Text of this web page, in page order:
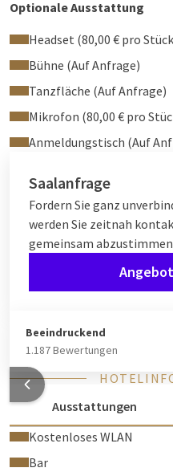
Optionale Ausstattung
Headset (80,00 € pro
Bühne (Auf Anfrage)
Tanzfläche (Auf Anfrage)
Mikrofon (80,00 € pro
Anmeldungstisch (Auf
Saalanfrage
Fordern Sie ganz
werden Sie zeitnah
gemeinsam
Beeindruckend
1.187 Bewertungen
Ausstattungen
Kostenloses WLAN
Bar